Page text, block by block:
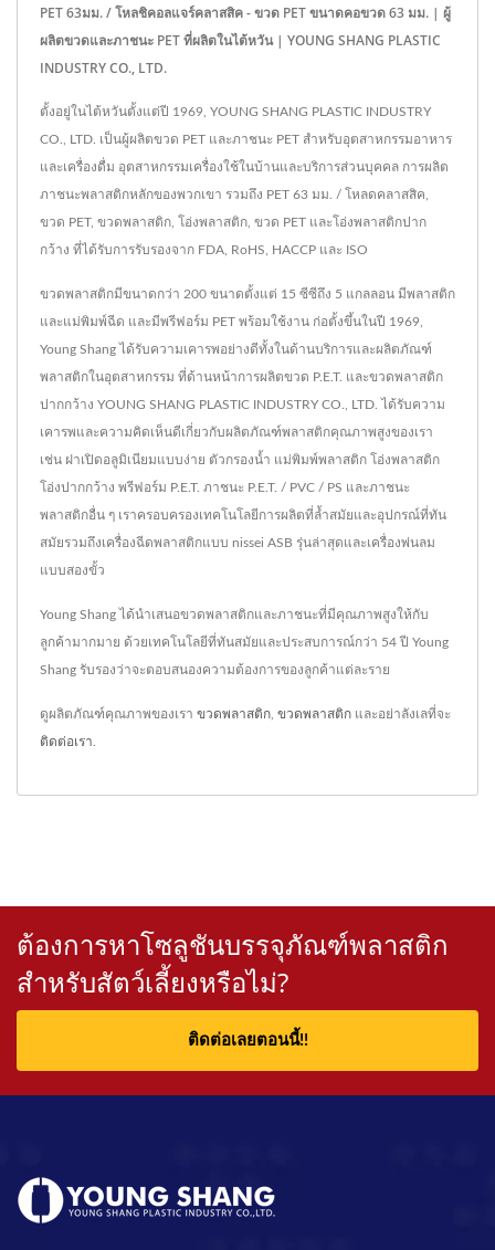
PET 63มม. / โหลชิคอลแจร์คลาสสิค - ขวด PET ขนาดคอขวด 63 มม. | ผู้
ผลิตขวดและภาชนะ PET ที่ผลิตในไต้หวัน | YOUNG SHANG PLASTIC
INDUSTRY CO., LTD.
ตั้งอยู่ในไต้หวันตั้งแต่ปี 1969, YOUNG SHANG PLASTIC INDUSTRY
CO., LTD. เป็นผู้ผลิตขวด PET และภาชนะ PET สำหรับอุตสาหกรรมอาหาร
และเครื่องดื่ม อุตสาหกรรมเครื่องใช้ในบ้านและบริการส่วนบุคคล การผลิต
ภาชนะพลาสติกหลักของพวกเขา รวมถึง PET 63 มม. / โหลดคลาสสิค,
ขวด PET, ขวดพลาสติก, โอ่งพลาสติก, ขวด PET และโอ่งพลาสติกปาก
กว้าง ที่ได้รับการรับรองจาก FDA, RoHS, HACCP และ ISO
ขวดพลาสติกมีขนาดกว่า 200 ขนาดตั้งแต่ 15 ซีซีถึง 5 แกลลอน มีพลาสติก
และแม่พิมพ์ฉีด และมีพรีฟอร์ม PET พร้อมใช้งาน ก่อตั้งขึ้นในปี 1969,
Young Shang ได้รับความเคารพอย่างดีทั้งในด้านบริการและผลิตภัณฑ์
พลาสติกในอุตสาหกรรม ที่ด้านหน้าการผลิตขวด P.E.T. และขวดพลาสติก
ปากกว้าง YOUNG SHANG PLASTIC INDUSTRY CO., LTD. ได้รับความ
เคารพและความคิดเห็นดีเกี่ยวกับผลิตภัณฑ์พลาสติกคุณภาพสูงของเรา
เช่น ฝาเปิดอลูมิเนียมแบบง่าย ตัวกรองน้ำ แม่พิมพ์พลาสติก โอ่งพลาสติก
โอ่งปากกว้าง พรีฟอร์ม P.E.T. ภาชนะ P.E.T. / PVC / PS และภาชนะ
พลาสติกอื่น ๆ เราครอบครองเทคโนโลยีการผลิตที่ล้ำสมัยและอุปกรณ์ที่ทัน
สมัยรวมถึงเครื่องฉีดพลาสติกแบบ nissei ASB รุ่นล่าสุดและเครื่องพ่นลม
แบบสองขั้ว
Young Shang ได้นำเสนอขวดพลาสติกและภาชนะที่มีคุณภาพสูงให้กับ
ลูกค้ามากมาย ด้วยเทคโนโลยีที่ทันสมัยและประสบการณ์กว่า 54 ปี Young
Shang รับรองว่าจะตอบสนองความต้องการของลูกค้าแต่ละราย
ดูผลิตภัณฑ์คุณภาพของเรา ขวดพลาสติก ขวดพลาสติก และอย่าลังเลที่จะ
ติดต่อเรา
ต้องการหาโซลูชันบรรจุภัณฑ์พลาสติก
สำหรับสัตว์เลี้ยงหรือไม่?
ติดต่อเลยตอนนี้!!